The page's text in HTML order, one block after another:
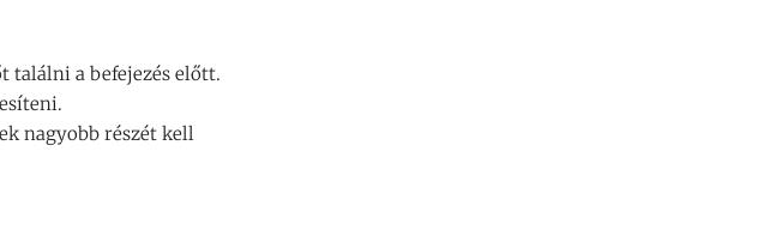
találni a befejezés előtt.
nagyobb részét kell